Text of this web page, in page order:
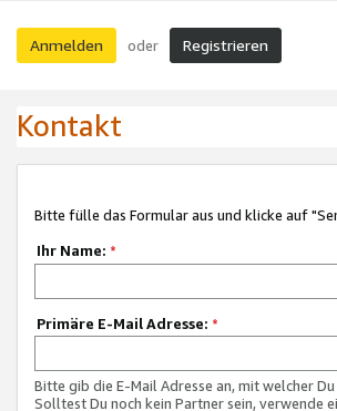
Anmelden oder Registrieren
Kontakt
Bitte fülle das Formular aus und klicke auf
Ihr Name: *
Primäre E-Mail Adresse: *
Bitte gib die E-Mail Adresse an, mit welcher
Solltest Du noch kein Partner sein, verwende